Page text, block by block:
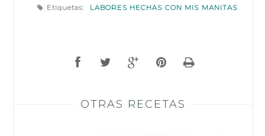
Etiquetas: LABORES HECHAS CON MIS MANITAS
OTRAS RECETAS